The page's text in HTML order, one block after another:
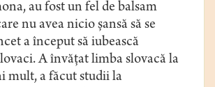
au fost un fel de balsam
nu avea nicio şansă să se
a început să iubească
A învăţat limba slovacă la
mult, a făcut studii la